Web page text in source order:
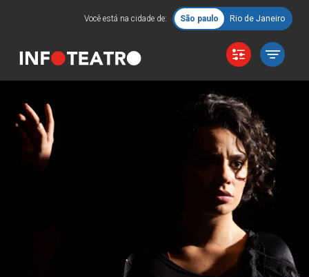
Você está na cidade de: São paulo Rio de Janeiro